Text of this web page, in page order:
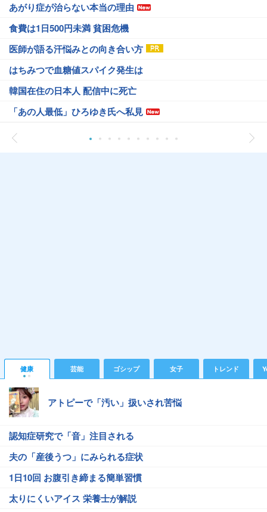
あがり症が治らない本当の理由
食費は1日500円未満 貧困危機
医師が語る汗悩みとの向き合い方
はちみつで血糖値スパイク発生は
韓国在住の日本人 配信中に死亡
「あの人最低」ひろゆき氏へ私見
健康 芸能 ゴシップ 女子 トレンド
アトピーで「汚い」扱いされ苦悩
認知症研究で「音」注目される
夫の「産後うつ」にみられる症状
1日10回 お腹引き締まる簡単習慣
太りにくいアイス 栄養士が解説